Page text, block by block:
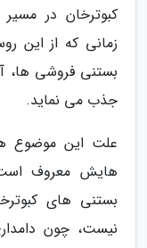
کبوترخان در
زمانی که از این
بستنی فروشی ها،
جذب می نماید.
علت این موضوع
هایش معروف
بستنی های
نیست، چون